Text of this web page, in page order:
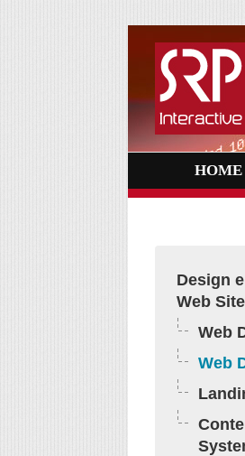
HOME
Design
Web
Web
Web